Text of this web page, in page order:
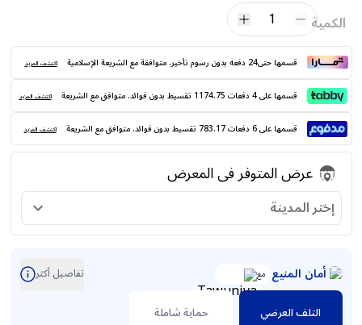
الكمية 1
قسمها حتى24 دفعه بدون رسوم تأخير. متوافقة مع الشريعة الإسلامية اكتشف المزيد
قسمها على 4 دفعات 1174.75 تقسيط بدون فوائد. متوافق مع الشريعة اكتشف المزيد
قسمها على 6 دفعات 783.17 تقسيط بدون فوائد. متوافق مع الشريعة اكتشف المزيد
عرض المتوفر فى المعرض
إختر المدينة
أمان المنيع مع تفاصيل أكثر
التلف العرضي حماية شاملة